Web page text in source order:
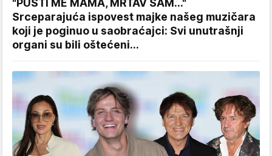
Srceparajuća ispovest majke našeg muzičara
koji je poginuo u saobraćajci: Svi unutrašnji
organi su bili oštećeni...